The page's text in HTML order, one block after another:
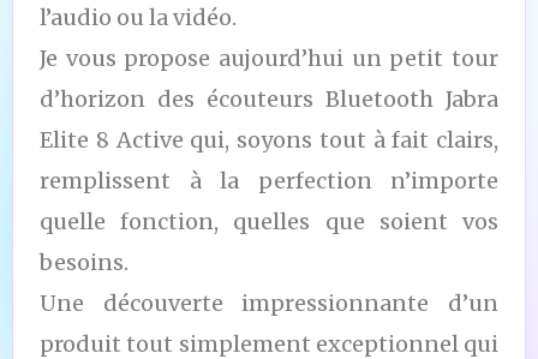
l’audio ou la vidéo.
Je vous propose aujourd’hui un petit tour
d’horizon des écouteurs Bluetooth Jabra
Elite 8 Active qui, soyons tout à fait clairs,
remplissent à la perfection n’importe
quelle fonction, quelles que soient vos
besoins.
Une découverte impressionnante d’un
produit tout simplement exceptionnel qui